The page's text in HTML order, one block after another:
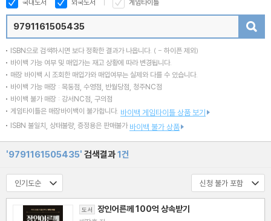
국내도서 외국도서 게임타이틀
ISBN으로 검색하시면 보다 정확한 결과가 나옵니다. ( - 하이픈 제외)
바이백 가능 여부 및 매입가는 재고 상황에 따라 변경됩니다.
매장 바이백 시 조회한 매입가와 매입여부는 실제와 다를 수 있습니다.
바이백 가능 매장 : 목동점, 수영점, 반월당점, 청주NC점
바이백 불가 매장 : 강서NC점, 구의점
게임타이틀은 매장바이백이 불가합니다. 바이백 게임타이틀 상품 보기
ISBN 불일치, 상태불량, 증정용은 판매불가 바이백 불가 상품
'9791161505435' 검색결과1건
도서 장인어른께 100억 상속받기